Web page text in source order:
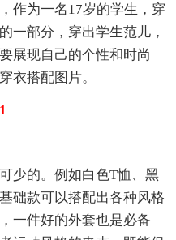
作为一名17岁的学生，穿
一部分，穿出学生范儿，
展现自己的个性和时尚
衣搭配图片。
少的。例如白色T恤、黑
础款可以搭配出各种风格
一件好的外套也是必备